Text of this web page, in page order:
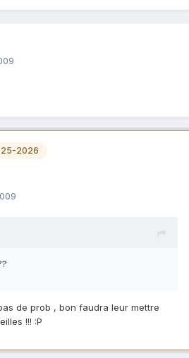
2026
de prob , bon faudra leur mettre
!!! :P